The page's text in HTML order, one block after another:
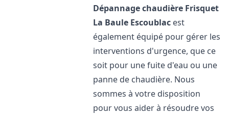
Dépannage chaudière Frisquet
La Baule Escoublac est
également équipé pour gérer les
interventions d'urgence, que ce
soit pour une fuite d'eau ou une
panne de chaudière. Nous
sommes à votre disposition
pour vous aider à résoudre vos